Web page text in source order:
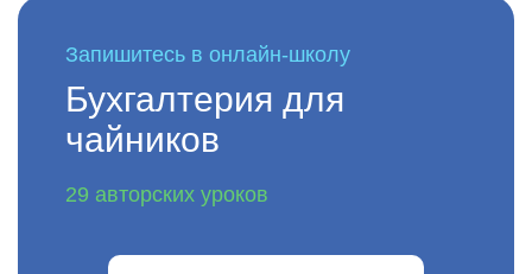
Запишитесь в онлайн-школу
Бухгалтерия для
чайников
29 авторских уроков